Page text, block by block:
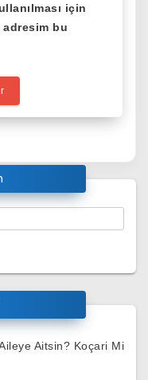
için
adresim bu
Aitsin? Koçari Mi